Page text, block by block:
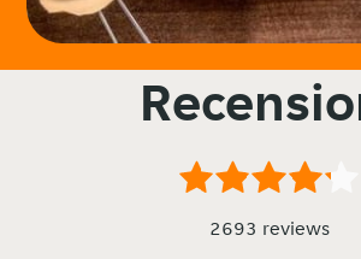
2693 reviews